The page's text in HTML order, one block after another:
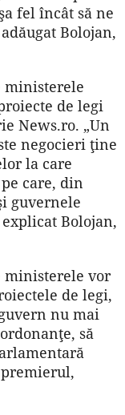
fel încât să ne
Bolojan,
ministerele
de legi
News.ro. „Un
negocieri ţine
la care
care, din
guvernele
Bolojan,
ministerele vor
de legi,
nu mai
să
premierul,